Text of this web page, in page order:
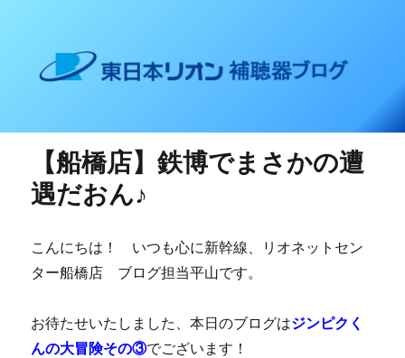
東日本リオン 補聴器ブログ
【船橋店】鉄博でまさかの遭
遇だおん♪
こんにちは！ いつも心に新幹線、リオネットセン
ター船橋店 ブログ担当平山です。
お待たせいたしました、本日のブログはジンピクく
んの大冒険その③でございます！